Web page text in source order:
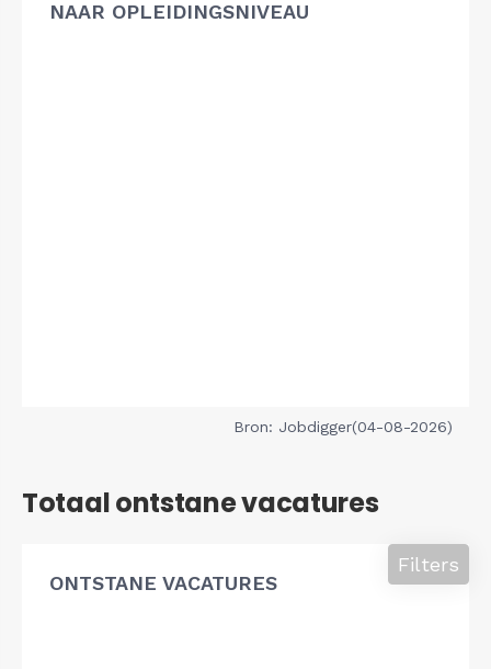
NAAR OPLEIDINGSNIVEAU
Bron: Jobdigger(04-08-2026)
Totaal ontstane vacatures
ONTSTANE VACATURES
Filters